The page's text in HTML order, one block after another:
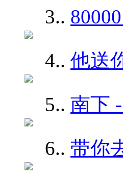
3..
4.. 他送
5.. 南下
6.. 带你